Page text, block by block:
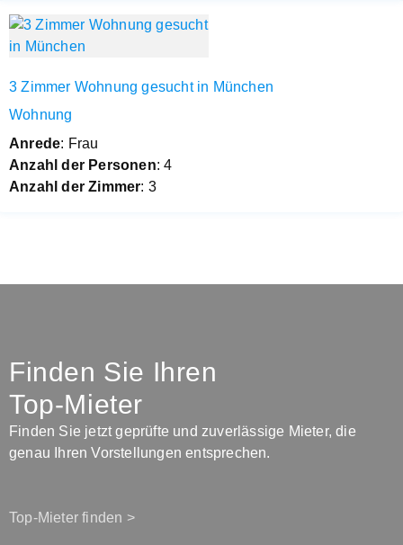
3 Zimmer Wohnung gesucht in München
Wohnung
Anrede: Frau
Anzahl der Personen: 4
Anzahl der Zimmer: 3
Finden Sie Ihren
Top-Mieter
Finden Sie jetzt geprüfte und zuverlässige Mieter, die
genau Ihren Vorstellungen entsprechen.
Top-Mieter finden >